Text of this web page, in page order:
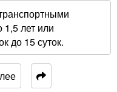
1,5 лет или
до 15 суток.